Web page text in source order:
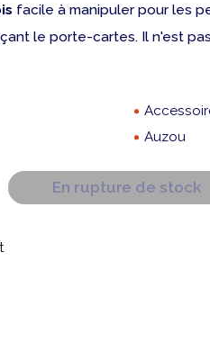
facile à manipuler pour les
le porte-cartes. Il n'est
Auzou
En rupture de stock